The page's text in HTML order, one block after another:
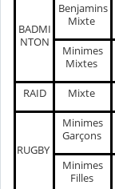
BADMI
NTON
Benjamins
Mixte
Minimes
Mixtes
RAID Mixte
RUGBY
Minimes
Garçons
Minimes
Filles